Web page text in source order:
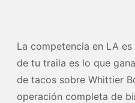
La competencia en LA
de tu traila es lo que
de tacos sobre Whittier
operación completa de